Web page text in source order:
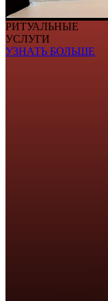
РИТУАЛЬНЫЕ
УСЛУГИ
УЗНАТЬ БОЛЬШЕ